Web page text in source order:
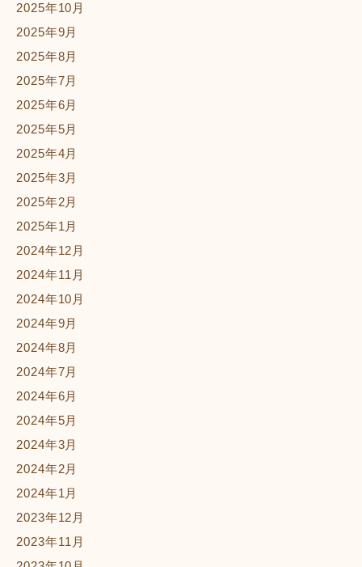
2025年10月
2025年9月
2025年8月
2025年7月
2025年6月
2025年5月
2025年4月
2025年3月
2025年2月
2025年1月
2024年12月
2024年11月
2024年10月
2024年9月
2024年8月
2024年7月
2024年6月
2024年5月
2024年3月
2024年2月
2024年1月
2023年12月
2023年11月